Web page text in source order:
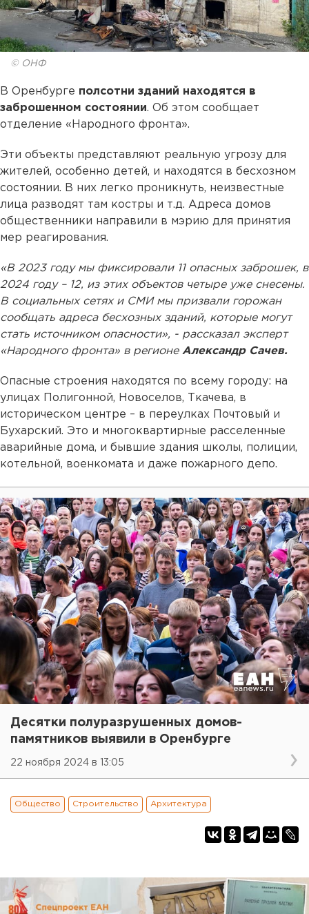
© ОНФ
В Оренбурге полсотни зданий находятся в
заброшенном состоянии. Об этом сообщает
отделение «Народного фронта».
Эти объекты представляют реальную угрозу для
жителей, особенно детей, и находятся в бесхозном
состоянии. В них легко проникнуть, неизвестные
лица разводят там костры и т.д. Адреса домов
общественники направили в мэрию для принятия
мер реагирования.
«В 2023 году мы фиксировали 11 опасных заброшек, в
2024 году – 12, из этих объектов четыре уже снесены.
В социальных сетях и СМИ мы призвали горожан
сообщать адреса бесхозных зданий, которые могут
стать источником опасности», - рассказал эксперт
«Народного фронта» в регионе Александр Сачев.
Опасные строения находятся по всему городу: на
улицах Полигонной, Новоселов, Ткачева, в
историческом центре – в переулках Почтовый и
Бухарский. Это и многоквартирные расселенные
аварийные дома, и бывшие здания школы, полиции,
котельной, военкомата и даже пожарного депо.
Десятки полуразрушенных домов-
памятников выявили в Оренбурге
22 ноября 2024 в 13:05
Общество Строительство Архитектура